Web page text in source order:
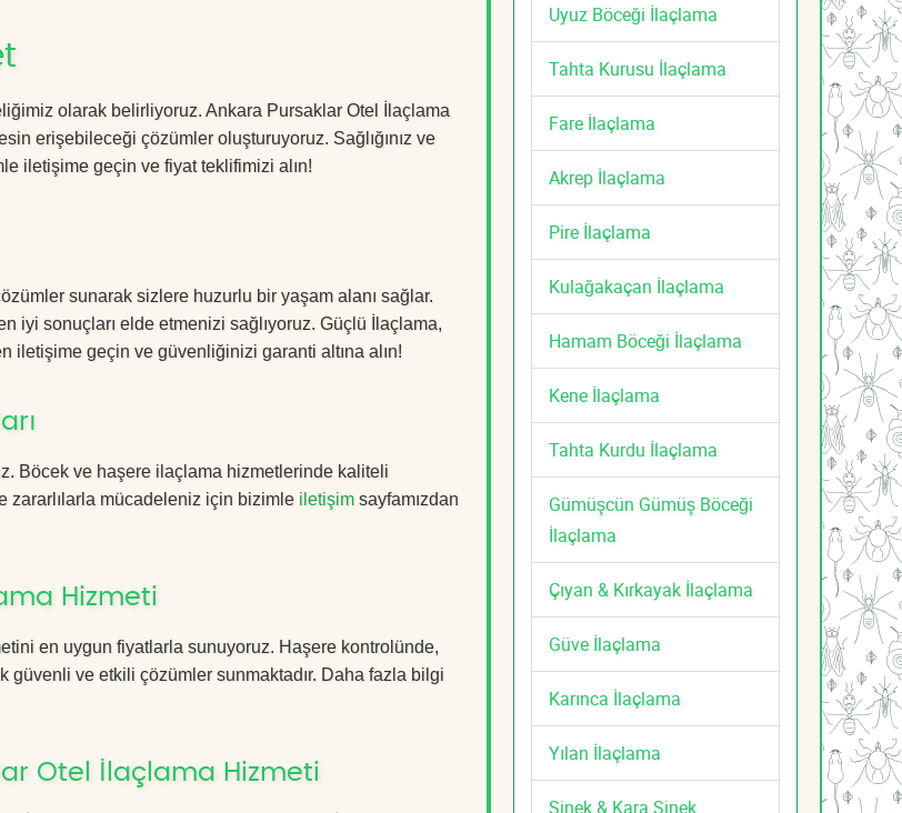
olarak belirliyoruz. Ankara Pursaklar Otel İlaçlama
erişebileceği çözümler oluşturuyoruz. Sağlığınız ve
iletişime geçin ve fiyat teklifimizi alın!
sunarak sizlere huzurlu bir yaşam alanı sağlar.
iyi sonuçları elde etmenizi sağlıyoruz. Güçlü İlaçlama,
iletişime geçin ve güvenliğinizi garanti altına alın!
Böcek ve haşere ilaçlama hizmetlerinde kaliteli
zararlılarla mücadeleniz için bizimle iletişim sayfamızdan
Hizmeti
en uygun fiyatlarla sunuyoruz. Haşere kontrolünde,
ve etkili çözümler sunmaktadır. Daha fazla bilgi
Otel İlaçlama Hizmeti
Uyuz Böceği İlaçlama
Tahta Kurusu İlaçlama
Fare İlaçlama
Akrep İlaçlama
Pire İlaçlama
Kulağakaçan İlaçlama
Hamam Böceği İlaçlama
Kene İlaçlama
Tahta Kurdu İlaçlama
Gümüşcün Gümüş Böceği
İlaçlama
Çıyan & Kırkayak İlaçlama
Güve İlaçlama
Karınca İlaçlama
Yılan İlaçlama
Sinek & Kara Sinek